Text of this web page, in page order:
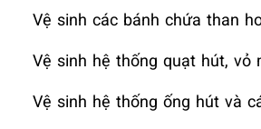
Vệ sinh các bánh chứa than
Vệ sinh hệ thống quạt hút, vỏ
Vệ sinh hệ thống ống hút và